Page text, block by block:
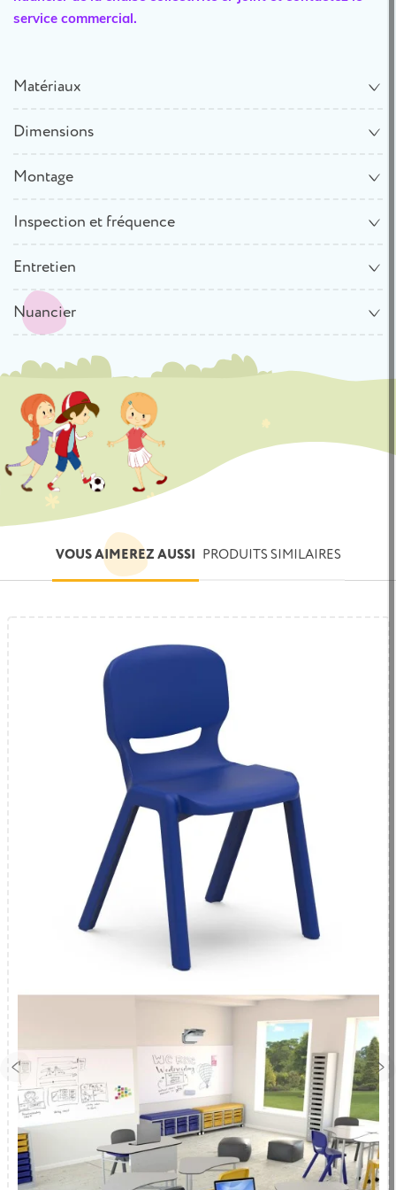
service commercial.
Matériaux
Dimensions
Montage
Inspection et fréquence
Entretien
Nuancier
VOUS AIMEREZ AUSSI PRODUITS SIMILAIRES